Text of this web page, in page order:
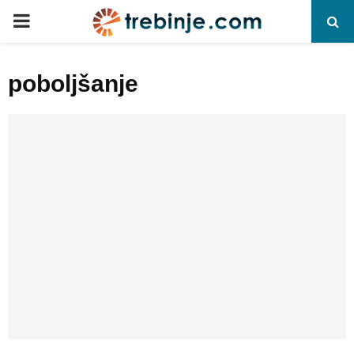
P
poboljšanje